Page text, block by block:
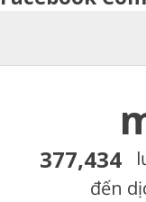
377,434
đến